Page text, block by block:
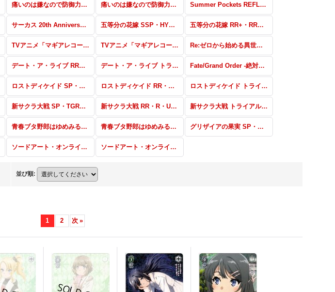
痛いのは嫌なので防御力に極振りしたいと思います RR・R・U・C・CR・CC 痛いのは嫌なので防御力に極振りしたいと思います トライアルデッキ+ Summer Pockets REFLECTION BLUE SP・RRR・SR・PR
サーカス 20th Anniversary RR・R・U・C・CR・CC 五等分の花嫁 SSP・HYR・SP・RRR・SR・PR 五等分の花嫁 RR+・RR・R・U・C・CR・CC
TVアニメ「マギアレコード 魔法少女まどか☆マギカ外伝」 RR・R・U・C・CR・CC TVアニメ「マギアレコード 魔法少女まどか☆マギカ外伝」 トライアルデッキ+ Re:ゼロから始める異世界生活 氷結の絆 SP・パラレル
デート・ア・ライブ RR・R・U・C・CR・CC デート・ア・ライブ トライアルデッキ+ Fate/Grand Order -絶対魔獣戦線バビロニア- SEC・SP・RRR・SR・PR
ロストディケイド SP・RRR・SR・PR ロストディケイド RR・R・U・C・CR・CC ロストディケイド トライアルデッキ+
新サクラ大戦 SP・TGR・RRR・SR・PR 新サクラ大戦 RR・R・U・C・CR・CC 新サクラ大戦 トライアルデッキ＋
青春ブタ野郎はゆめみる少女の夢を見ない SEC・SP・RRR・SR・PR 青春ブタ野郎はゆめみる少女の夢を見ない RR・R・U・C・CR・CC グリザイアの果実 SP・RRR・SR・PR
ソードアート・オンライン 10th Anniversary SSP・SP・RRR・SR・PR ソードアート・オンライン 10th Anniversary RR・R・U・C・CR・CC
並び順:
1 2 次 »